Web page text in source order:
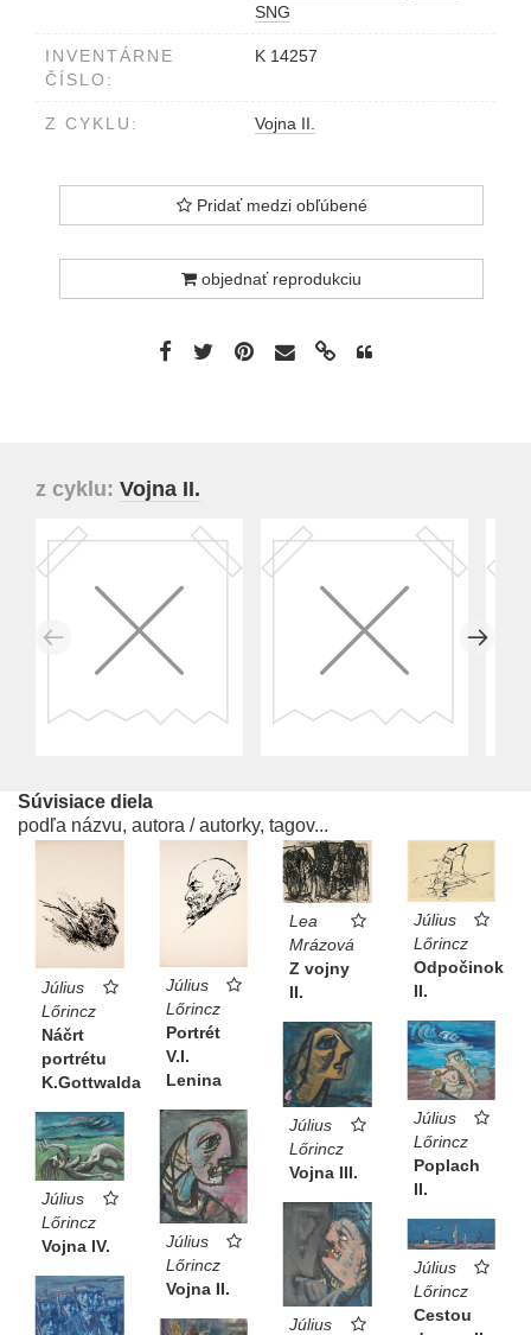
SNG
INVENTÁRNE
ČÍSLO:
K 14257
Z CYKLU: Vojna II.
Pridať medzi obľúbené
objednať reprodukciu
z cyklu: Vojna II.
Súvisiace diela
podľa názvu, autora / autorky, tagov...
Július
Lőrincz
Náčrt
portrétu
K.Gottwalda
Július
Lőrincz
Portrét
V.I.
Lenina
Lea
Mrázová
Z vojny
II.
Július
Lőrincz
Odpočinok
II.
Július
Lőrincz
Poplach
II.
Július
Lőrincz
Vojna III.
Július
Lőrincz
Vojna II.
Július
Lőrincz
Vojna IV.
Július
Július
Lőrincz
Cestou